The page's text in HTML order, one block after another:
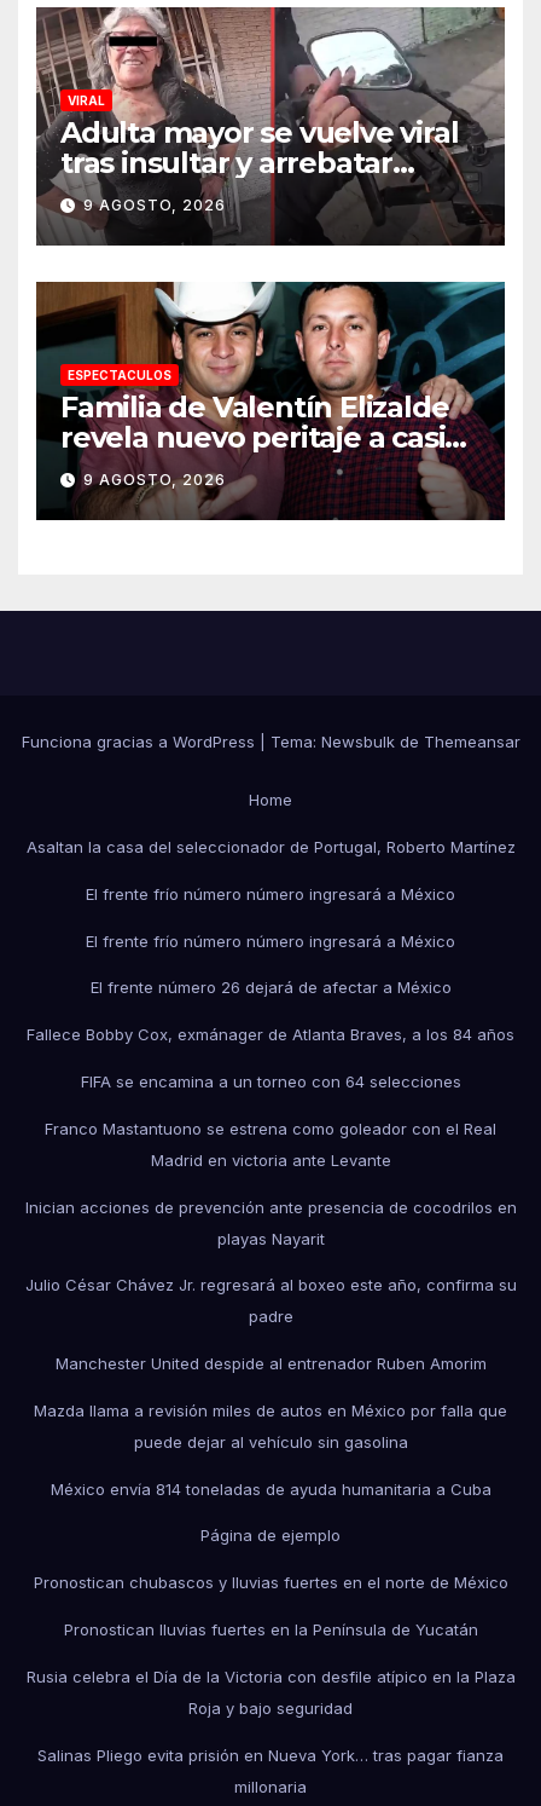
VIRAL
Adulta mayor se vuelve viral
tras insultar y arrebatar
celular a repartidor
9 AGOSTO, 2026
ESPECTACULOS
Familia de Valentín Elizalde
revela nuevo peritaje a casi
20 años de su homîcîdîo
9 AGOSTO, 2026
Funciona gracias a WordPress Tema: Newsbulkde Themeansar
Home
Asaltan la casa del seleccionador de Portugal, Roberto Martínez
El frente frío número número ingresará a México
El frente frío número número ingresará a México
El frente número 26 dejará de afectar a México
Fallece Bobby Cox, exmánager de Atlanta Braves, a los 84 años
FIFA se encamina a un torneo con 64 selecciones
Franco Mastantuono se estrena como goleador con el Real
Madrid en victoria ante Levante
Inician acciones de prevención ante presencia de cocodrilos en
playas Nayarit
Julio César Chávez Jr. regresará al boxeo este año, confirma su
padre
Manchester United despide al entrenador Ruben Amorim
Mazda llama a revisión miles de autos en México por falla que
puede dejar al vehículo sin gasolina
México envía 814 toneladas de ayuda humanitaria a Cuba
Página de ejemplo
Pronostican chubascos y lluvias fuertes en el norte de México
Pronostican lluvias fuertes en la Península de Yucatán
Rusia celebra el Día de la Victoria con desfile atípico en la Plaza
Roja y bajo seguridad
Salinas Pliego evita prisión en Nueva York… tras pagar fianza
millonaria